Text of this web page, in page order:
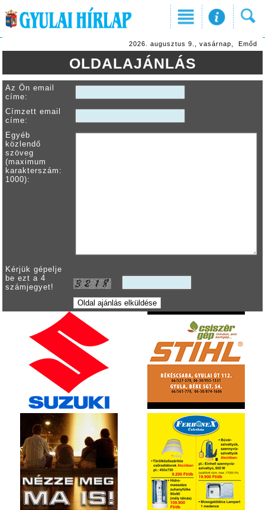
2026. augusztus 9., vasárnap, Emőd
OLDALAJÁNLÁS
Az Ön email
címe:
Címzett email
címe:
Egyéb
közlendő
szöveg
(maximum
karakterszám:
1000):
Kérjük gépelje
be ezt a 4
számjegyet!